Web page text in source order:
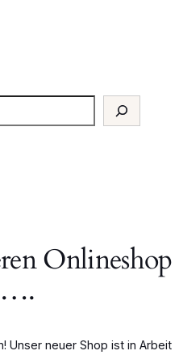
Onlineshop
Unser neuer Shop ist in Arbeit